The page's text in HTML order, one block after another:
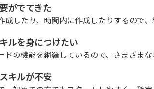
がでてきた
したり、時間内に作成したりするので
ルを身につけたい
の機能を網羅しているので、さまざま
キルが不安